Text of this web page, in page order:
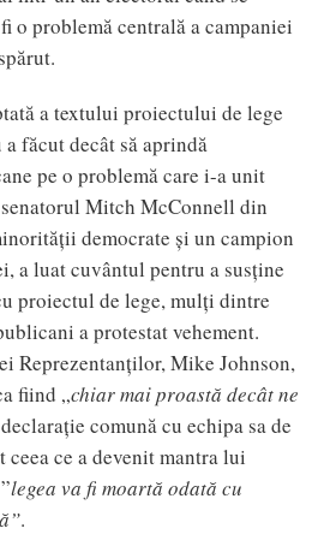
o problemă centrală a campaniei
a textului proiectului de lege
făcut decât să aprindă
pe o problemă care i-a unit
Mitch McConnell din
democrate și un campion
a luat cuvântul pentru a susține
proiectul de lege, mulți dintre
a protestat vehement.
Reprezentanților, Mike Johnson,
fiind „chiar mai proastă decât ne
comună cu echipa sa de
ceea ce a devenit mantra lui
legea va fi moartă odată cu
.